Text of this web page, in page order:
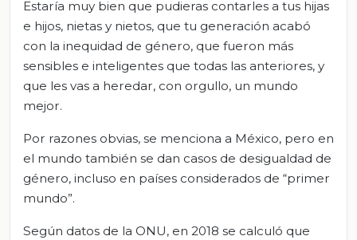
Estaría muy bien que pudieras contarles a tus hijas
e hijos, nietas y nietos, que tu generación acabó
con la inequidad de género, que fueron más
sensibles e inteligentes que todas las anteriores, y
que les vas a heredar, con orgullo, un mundo
mejor.
Por razones obvias, se menciona a México, pero en
el mundo también se dan casos de desigualdad de
género, incluso en países considerados de “primer
mundo”.
Según datos de la ONU, en 2018 se calculó que